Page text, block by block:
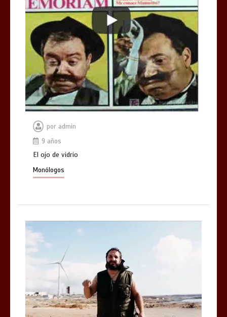
por admin
9 años
El ojo de vidrio
Monólogos